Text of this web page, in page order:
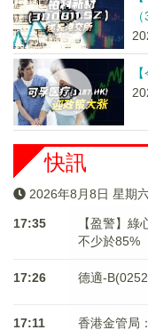
快訊
2026年8月8日 星期
17:35
【盈警】
不少於85%
17:26 德適-
17:11 香港金管局